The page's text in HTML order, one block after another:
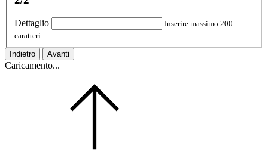
Dettaglio
Inserire massimo 200
caratteri
Indietro Avanti
Caricamento...